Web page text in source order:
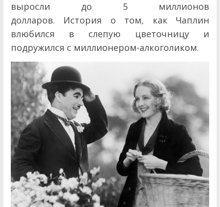
выросли до 5 миллионов
долларов. История о том, как Чаплин
влюбился в слепую цветочницу и
подружился с миллионером-алкоголиком.